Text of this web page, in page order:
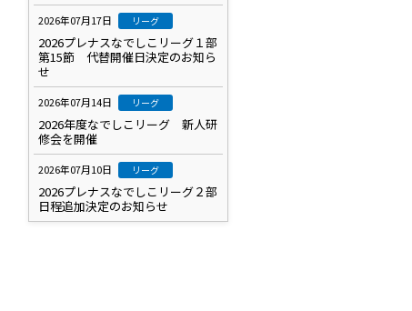
2026年07月17日 リーグ
2026プレナスなでしこリーグ１部
第15節 代替開催日決定のお知ら
せ
2026年07月14日 リーグ
2026年度なでしこリーグ 新人研
修会を開催
2026年07月10日 リーグ
2026プレナスなでしこリーグ２部
日程追加決定のお知らせ